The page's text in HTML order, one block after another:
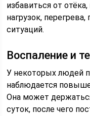
избавиться от
нагрузок,
ситуаций.
Воспаление и
У некоторых людей
наблюдается
Она может
суток, после чего